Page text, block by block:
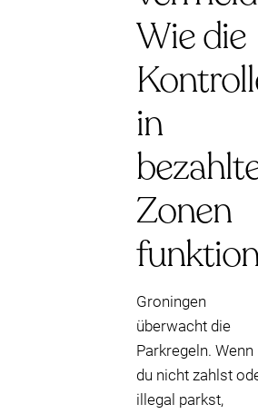
Wie die
in
Zonen
Groningen
überwacht die
Parkregeln. Wenn
du nicht zahlst
illegal parkst,